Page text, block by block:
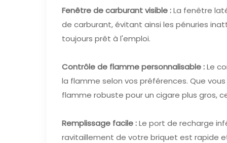
Fenêtre de carburant visible :La fenêtre
de carburant, évitant ainsi les pénuries
toujours prêt à l'emploi.
Contrôle de flamme personnalisable :Le
la flamme selon vos préférences. Que
flamme robuste pour un cigare plus gros,
Remplissage facile :Le port de recharge
ravitaillement de votre briquet est rapide